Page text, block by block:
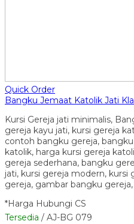
Quick Order
Bangku Jemaat Katolik Jati
Kursi Gereja jati minimalis,
gereja kayu jati, kursi gereja
contoh bangku gereja,
katolik, harga kursi gereja
gereja sederhana, bangku
jati, kursi gereja modern, kursi
gereja, gambar bangku
*Harga Hubungi CS
Tersedia / AJ-BG 079